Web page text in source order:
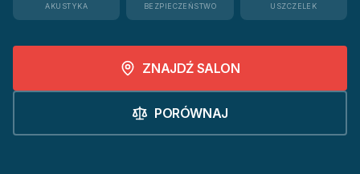
AKUSTYKA BEZPIECZEŃSTWO USZCZELEK
ZNAJDŹ SALON
PORÓWNAJ